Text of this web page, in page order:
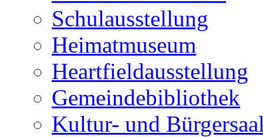
Schulausstellung
Heimatmuseum
Heartfieldausstellung
Gemeindebibliothek
Kultur- und